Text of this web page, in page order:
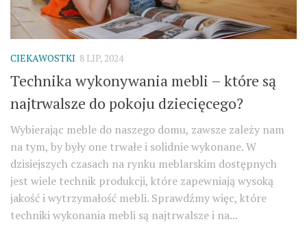
CIEKAWOSTKI 8 LIP, 2024
Technika wykonywania mebli – które są
najtrwalsze do pokoju dziecięcego?
Wybierając meble do naszego domu, zawsze zależy nam
na tym, by były one trwałe i solidnie wykonane. W
dzisiejszych czasach na rynku meblarskim dostępnych
jest wiele technik produkcji, które zapewniają wysoką
jakość i wytrzymałość mebli. Sprawdźmy więc, które
techniki wykonania mebli są najtrwalsze i na...